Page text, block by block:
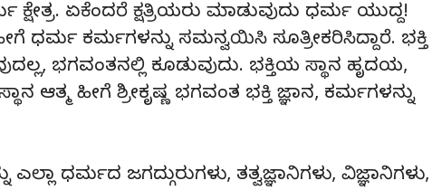
ಕ್ಷೇತ್ರ. ಏಕೆಂದರೆ ಕ್ಷತ್ರಿಯರು ಮಾಡುವುದು ಧರ್ಮ ಯುದ್ದ!
ಧರ್ಮ ಕರ್ಮಗಳನ್ನು ಸಮನ್ವಯಿಸಿ ಸೂತ್ರೀಕರಿಸಿದ್ದಾರೆ. ಭಕ್ತಿ
ಭಗವಂತನಲ್ಲಿ ಕೂಡುವುದು. ಭಕ್ತಿಯ ಸ್ಥಾನ ಹೃದಯ,
ಆತ್ಮ ಹೀಗೆ ಶ್ರೀಕೃಷ್ಣ ಭಗವಂತ ಭಕ್ತಿ ಜ್ಞಾನ, ಕರ್ಮಗಳನ್ನು
ಧರ್ಮದ ಜಗದ್ಗುರುಗಳು, ತತ್ವಜ್ಞಾನಿಗಳು, ವಿಜ್ಞಾನಿಗಳು,